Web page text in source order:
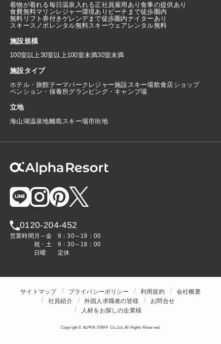
着物が着れる毎日温泉入れる正社員雇用あり食事の提供あり
食費無料マリンレジャー環境あり ビーチまで徒歩圏内
無料リフト券付きゲレンデまで徒歩圏内ナイターあり
スキースノボレンタル無料スキーウェアレンタル無料
施設規模
100室以上30室以上100室未満30室未満
施設タイプ
ホテル・旅館テーマパーク レジャー施設 スキー場飲食店ショップ
ペンション・保養所グランピング・キャンプ場
立地
海山湖温泉地離島 スキー場市街地
0120-204-452
営業時間 月～金
9：30～19：00
祝・土
9：30～18：00
日曜
定休
サイトマップ プライバシーポリシー 利用規約
会社概要
社員紹介
外国人求職者の皆様
お問合せ
人材をお探しの企業様
Copyright © ALPHA STAFF Co.,Ltd. All Rights Reserved.